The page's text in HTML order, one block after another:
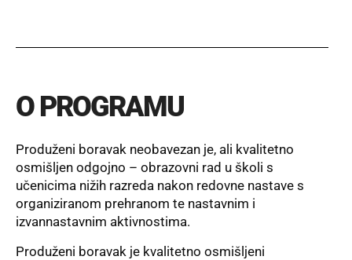
O PROGRAMU
Produženi boravak neobavezan je, ali kvalitetno
osmišljen odgojno – obrazovni rad u školi s
učenicima nižih razreda nakon redovne nastave s
organiziranom prehranom te nastavnim i
izvannastavnim aktivnostima.
Produženi boravak je kvalitetno osmišljeni